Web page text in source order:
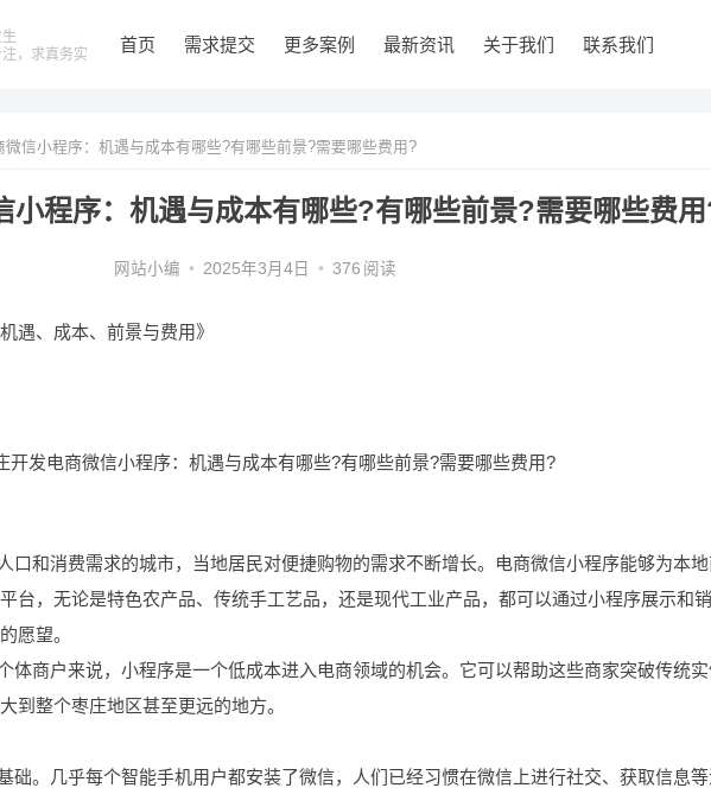
，求真务实
首页 需求提交 更多案例 最新资讯 关于我们 联系我们
微信小程序：机遇与成本有哪些?有哪些前景?需要哪些费用?
小程序：机遇与成本有哪些?有哪些前景?需要哪些费
网站小编 • 2025年3月4日 • 376 阅读
遇、成本、前景与费用》
口和消费需求的城市，当地居民对便捷购物的需求不断增长。电商微信小程序能够为本地
台，无论是特色农产品、传统手工艺品，还是现代工业产品，都可以通过小程序展示和销
愿望。
体商户来说，小程序是一个低成本进入电商领域的机会。它可以帮助这些商家突破传统
到整个枣庄地区甚至更远的地方。
础。几乎每个智能手机用户都安装了微信，人们已经习惯在微信上进行社交、获取信息